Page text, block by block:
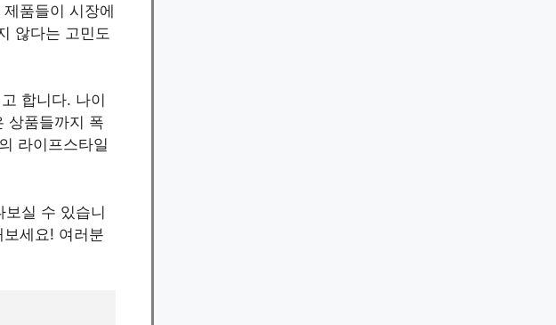
품들이 시장에
않다는 고민도
합니다. 나이
상품들까지 폭
라이프스타일
실 수 있습니
세요! 여러분